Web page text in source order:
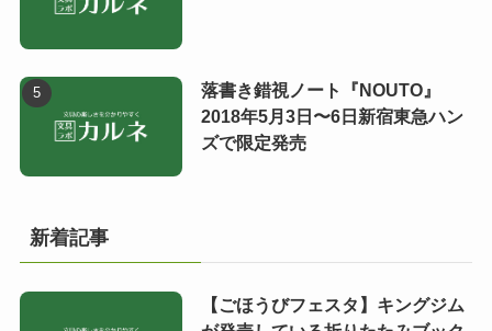
落書き錯視ノート『NOUTO』
2018年5月3日〜6日新宿東急ハン
ズで限定発売
新着記事
【ごほうびフェスタ】キングジム